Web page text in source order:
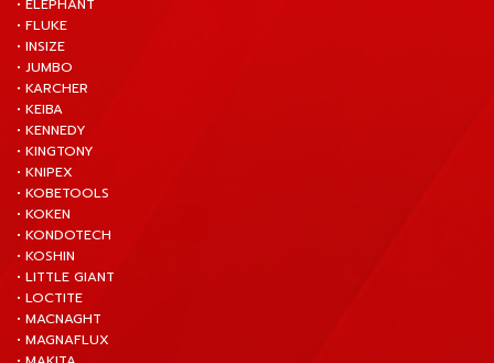
• ELEPHANT
• FLUKE
• INSIZE
• JUMBO
• KARCHER
• KEIBA
• KENNEDY
• KINGTONY
• KNIPEX
• KOBETOOLS
• KOKEN
• KONDOTECH
• KOSHIN
• LITTLE GIANT
• LOCTITE
• MACNAGHT
• MAGNAFLUX